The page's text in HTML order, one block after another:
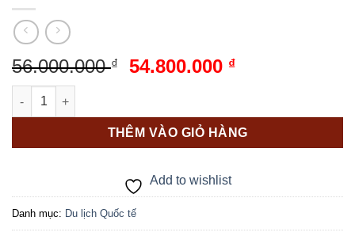
56.000.000₫
Giá
56.000.000 ₫.
54.800.000 ₫Giá
là:
54.800.000 ₫.
CUNG ĐƯỜNG VÀNG MOSCOW – SAINT PETERSBURG 8N7Đ
THÊM VÀO GIỎ HÀNG
Add to wishlist
Danh mục: Du lịch Quốc tế